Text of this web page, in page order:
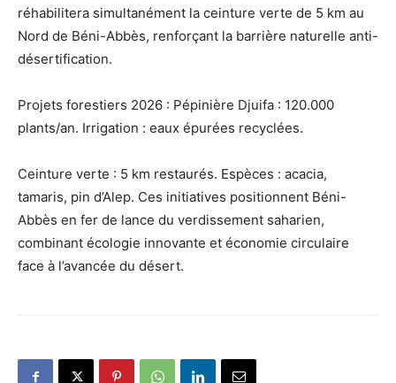
réhabilitera simultanément la ceinture verte de 5 km au
Nord de Béni-Abbès, renforçant la barrière naturelle anti-
désertification.
Projets forestiers 2026 : Pépinière Djuifa : 120.000
plants/an. Irrigation : eaux épurées recyclées.
Ceinture verte : 5 km restaurés. Espèces : acacia,
tamaris, pin d’Alep. Ces initiatives positionnent Béni-
Abbès en fer de lance du verdissement saharien,
combinant écologie innovante et économie circulaire
face à l’avancée du désert.